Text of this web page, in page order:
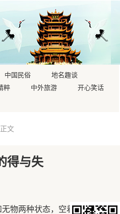
中国民俗
地名趣谈
粹 中外旅游 开心笑话
文
得与失
物两种状态，空着太闲，拿